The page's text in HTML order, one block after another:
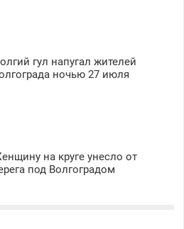
гул напугал жителей
ночью 27 июля
на круге унесло от
под Волгоградом